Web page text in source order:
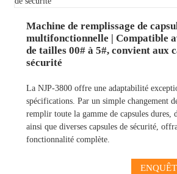
Machine de remplissage de
multifonctionnelle | Compatible
de tailles 00# à 5#, convient aux
sécurité
La NJP-3800 offre une adaptabilité
spécifications. Par un simple changement
remplir toute la gamme de capsules dures,
ainsi que diverses capsules de sécurité,
fonctionnalité complète.